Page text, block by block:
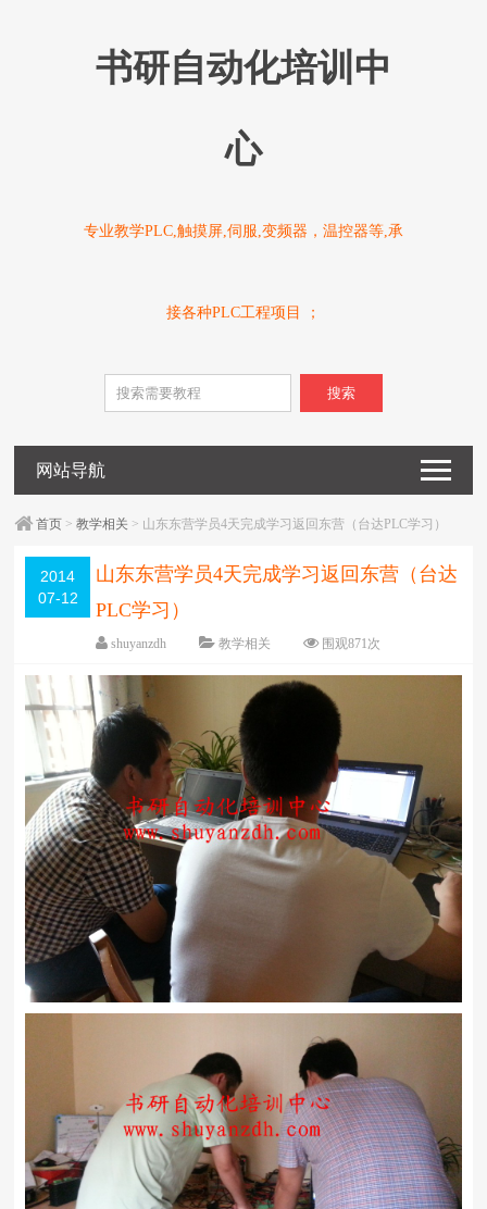
书研自动化培训中
心
专业教学PLC,触摸屏,伺服,变频器，温控器等,承
接各种PLC工程项目 ；
搜索
网站导航
首页 >教学相关 > 山东东营学员4天完成学习返回东营（台达PLC学习）
2014
07-12
山东东营学员4天完成学习返回东营（台达
PLC学习）
shuyanzdh 教学相关 围观871次
已关闭评论
编辑日期：2014-07-15
字体：